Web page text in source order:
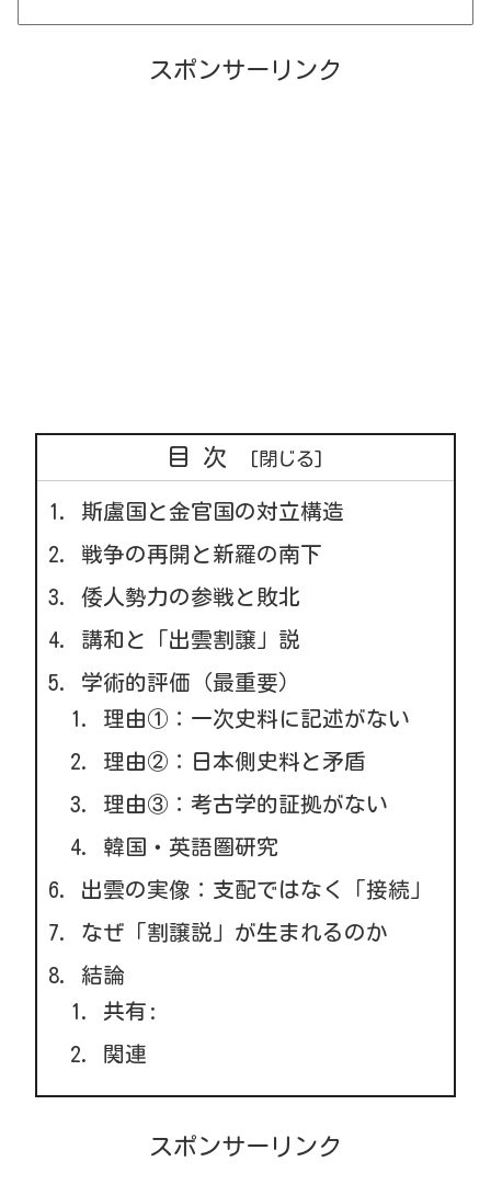
スポンサーリンク
目次
斯盧国と金官国の対立構造
戦争の再開と新羅の南下
倭人勢力の参戦と敗北
講和と「出雲割譲」説
学術的評価（最重要）
理由①：一次史料に記述がない
理由②：日本側史料と矛盾
理由③：考古学的証拠がない
韓国・英語圏研究
出雲の実像：支配ではなく「接続」
なぜ「割譲説」が生まれるのか
結論
共有:
関連
スポンサーリンク